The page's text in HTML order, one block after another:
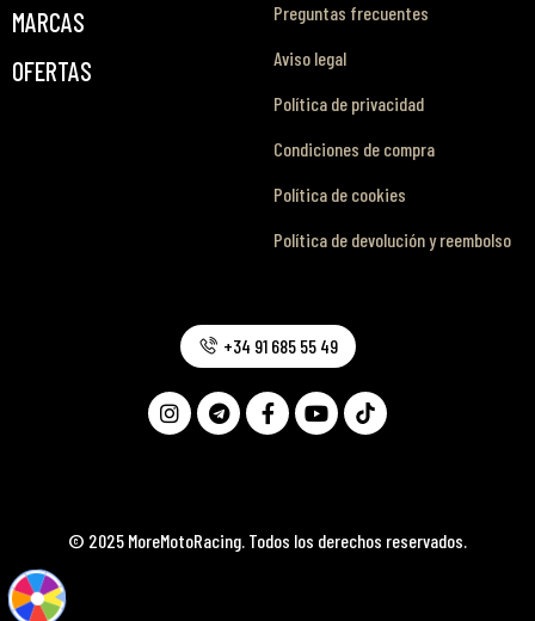
MARCAS
OFERTAS
Preguntas frecuentes
Aviso legal
Política de privacidad
Condiciones de compra
Política de cookies
Política de devolución y reembolso
© 2025 MoreMotoRacing. Todos los derechos reservados.
+34 91 685 55 49